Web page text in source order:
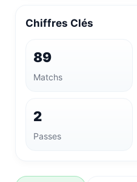
Chiffres Clés
89
Matchs
2
Passes